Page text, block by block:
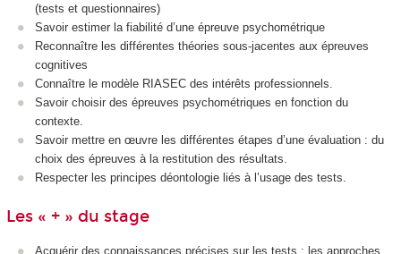
(tests et questionnaires)
Savoir estimer la fiabilité d’une épreuve psychométrique
Reconnaître les différentes théories sous-jacentes aux épreuves
cognitives
Connaître le modèle RIASEC des intérêts professionnels.
Savoir choisir des épreuves psychométriques en fonction du
contexte.
Savoir mettre en œuvre les différentes étapes d’une évaluation : du
choix des épreuves à la restitution des résultats.
Respecter les principes déontologie liés à l’usage des tests.
Les « + » du stage
Acquérir des connaissances précises sur les tests : les approches